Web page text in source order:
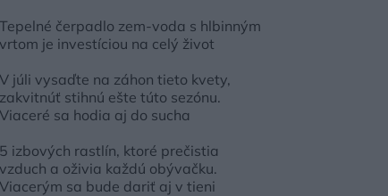
Tepelné čerpadlo zem-voda s hlbinným
vrtom je investíciou na celý život
V júli vysaďte na záhon tieto kvety,
zakvitnúť stihnú ešte túto sezónu.
Viaceré sa hodia aj do sucha
5 izbových rastlín, ktoré prečistia
vzduch a oživia každú obývačku.
Viacerým sa bude dariť aj v tieni